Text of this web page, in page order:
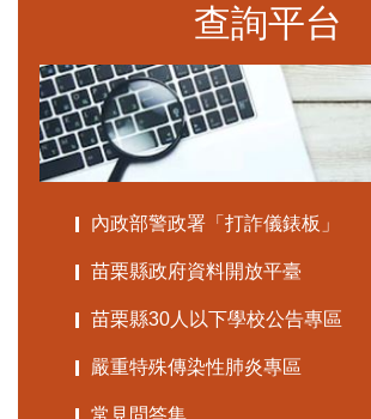
查詢平台
內政部警政署「打詐儀錶板」
苗栗縣政府資料開放平臺
苗栗縣30人以下學校公告專區
嚴重特殊傳染性肺炎專區